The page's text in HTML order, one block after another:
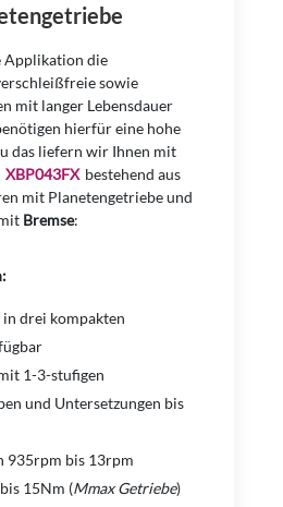
Applikation die
sowie
mit langer Lebensdauer
hierfür eine hohe
das liefern wir Ihnen mit
XBP043FX bestehend aus
mit Planetengetriebe und
Bremse:
drei kompakten
1-3-stufigen
und Untersetzungen bis
935rpm bis 13rpm
15Nm (Mmax Getriebe)